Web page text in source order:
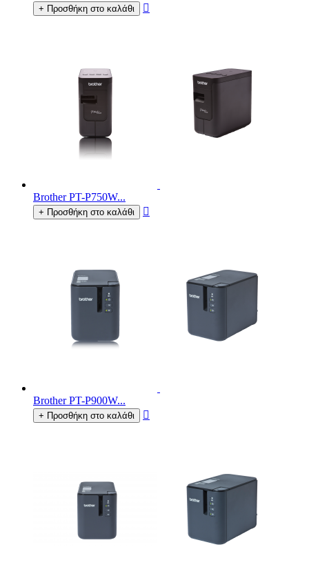
+ Προσθήκη στο καλάθι 
Brother PT-P750W...
+ Προσθήκη στο καλάθι 
Brother PT-P900W...
+ Προσθήκη στο καλάθι 